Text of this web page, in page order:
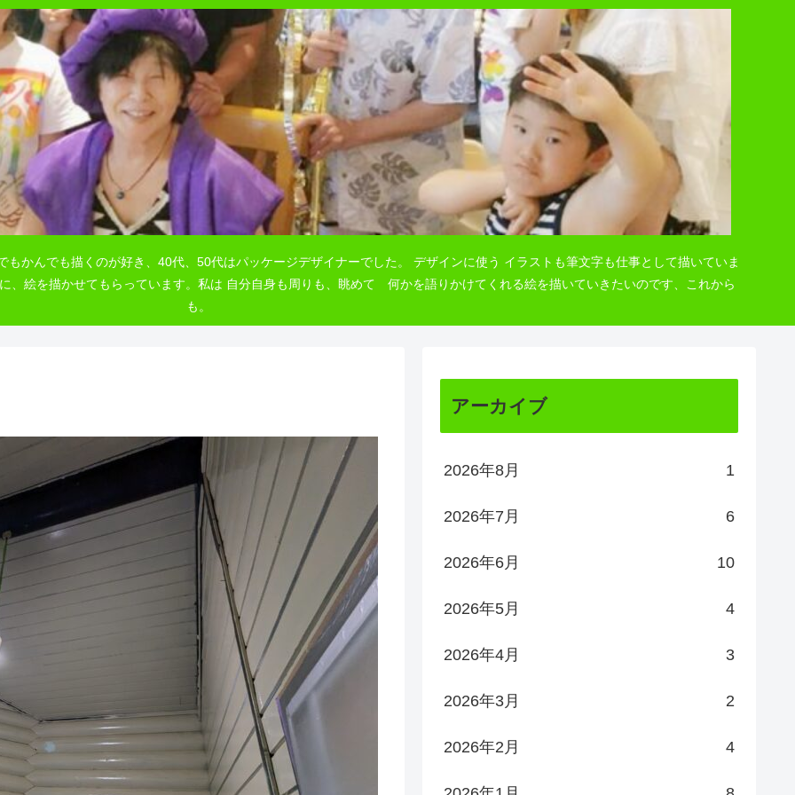
かんでも描くのが好き、40代、50代はパッケージデザイナーでした。 デザインに使う イラストも筆文字も仕事として描いていま
、絵を描かせてもらっています。私は 自分自身も周りも、眺めて 何かを語りかけてくれる絵を描いていきたいのです、これから
も。
アーカイブ
2026年8月 1
2026年7月 6
2026年6月 10
2026年5月 4
2026年4月 3
2026年3月 2
2026年2月 4